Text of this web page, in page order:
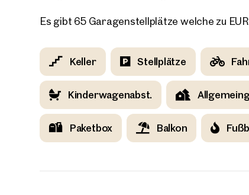
Es gibt 65 Garagenstellplätze welche zu
Keller Stellplätze
Kinderwagenabst.
Paketbox Balkon